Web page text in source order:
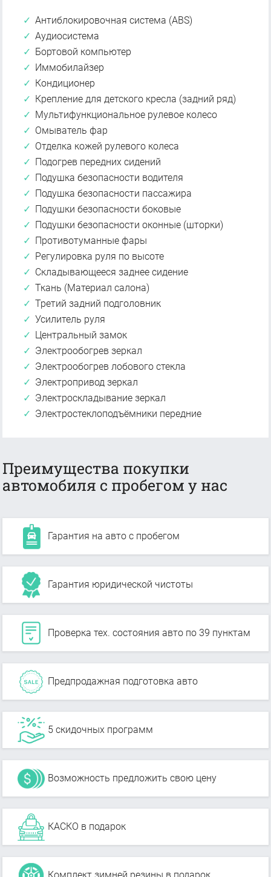
Антиблокировочная система (ABS)
Аудиосистема
Бортовой компьютер
Иммобилайзер
Кондиционер
Крепление для детского кресла (задний ряд)
Мультифункциональное рулевое колесо
Омыватель фар
Отделка кожей рулевого колеса
Подогрев передних сидений
Подушка безопасности водителя
Подушка безопасности пассажира
Подушки безопасности боковые
Подушки безопасности оконные (шторки)
Противотуманные фары
Регулировка руля по высоте
Складывающееся заднее сидение
Ткань (Материал салона)
Третий задний подголовник
Усилитель руля
Центральный замок
Электрообогрев зеркал
Электрообогрев лобового стекла
Электропривод зеркал
Электроскладывание зеркал
Электростеклоподъёмники передние
Преимущества покупки
автомобиля с пробегом у нас
Гарантия на авто с пробегом
Гарантия юридической чистоты
Проверка тех. состояния авто по 39 пунктам
Предпродажная подготовка авто
5 скидочных программ
Возможность предложить свою цену
КАСКО в подарок